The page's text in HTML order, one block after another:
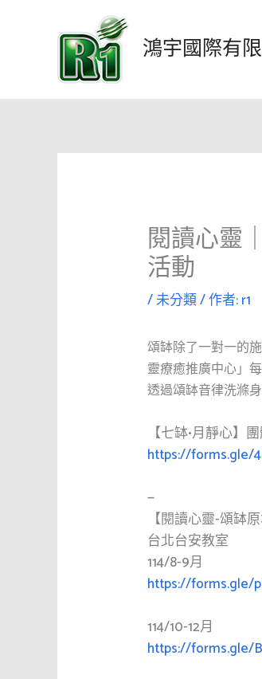
內
鴻宇國際有
閱讀心靈
活動
/未分類/ 作者:r1
頌缽除了一對一的
靈療癒推廣中心」
透過頌缽音律洗滌
【七缽•月靜心】
https://forms.gle/
—
【閱讀心靈-頌缽
台北台安教室
114/8-9月
https://forms.gle/
114/10-12月
https://forms.gle/